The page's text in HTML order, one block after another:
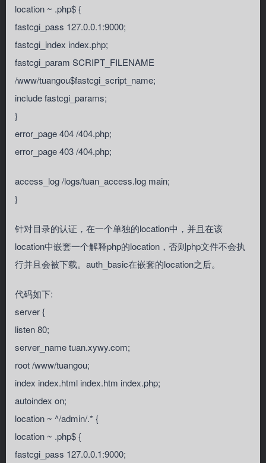
location ~ .php$ {
fastcgi_pass 127.0.0.1:9000;
fastcgi_index index.php;
fastcgi_param SCRIPT_FILENAME
/www/tuangou$fastcgi_script_name;
include fastcgi_params;
}
error_page 404 /404.php;
error_page 403 /404.php;
access_log /logs/tuan_access.log main;
}
针对目录的认证，在一个单独的location中，并且在该
location中嵌套一个解释php的location，否则php文件不会执
行并且会被下载。auth_basic在嵌套的location之后。
代码如下:
server {
listen 80;
server_name tuan.xywy.com;
root /www/tuangou;
index index.html index.htm index.php;
autoindex on;
location ~ ^/admin/.* {
location ~ .php$ {
fastcgi_pass 127.0.0.1:9000;